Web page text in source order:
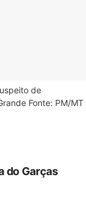
de
Fonte: PM/MT
do Garças